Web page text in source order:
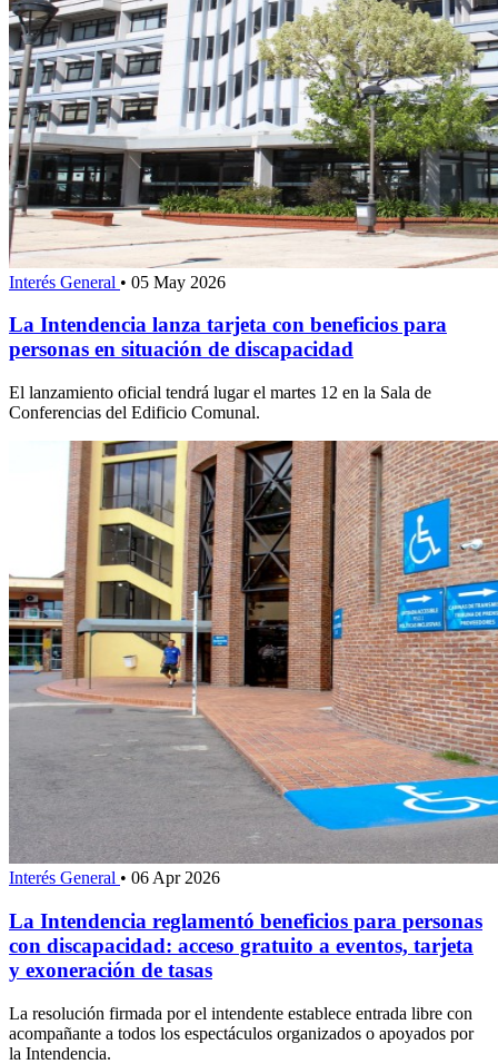
Interés General • 05 May 2026
La Intendencia lanza tarjeta con beneficios para
personas en situación de discapacidad
El lanzamiento oficial tendrá lugar el martes 12 en la Sala de
Conferencias del Edificio Comunal.
Interés General • 06 Apr 2026
La Intendencia reglamentó beneficios para personas
con discapacidad: acceso gratuito a eventos, tarjeta
y exoneración de tasas
La resolución firmada por el intendente establece entrada libre con
acompañante a todos los espectáculos organizados o apoyados por
la Intendencia.